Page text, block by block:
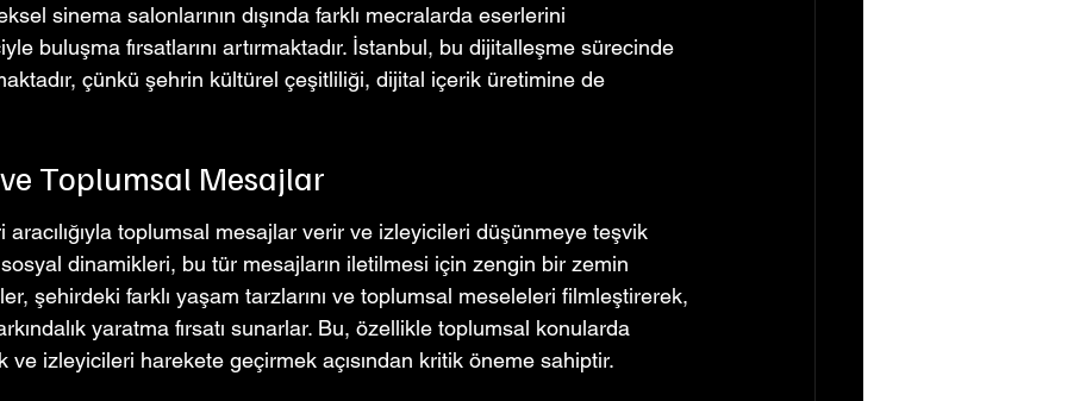
sinema salonlarının dışında farklı mecralarda eserlerini
buluşma fırsatlarını artırmaktadır. İstanbul, bu dijitalleşme sürecinde
çünkü şehrin kültürel çeşitliliği, dijital içerik üretimine de
Toplumsal Mesajlar
aracılığıyla toplumsal mesajlar verir ve izleyicileri düşünmeye teşvik
dinamikleri, bu tür mesajların iletilmesi için zengin bir zemin
şehirdeki farklı yaşam tarzlarını ve toplumsal meseleleri filmleştirerek,
yaratma fırsatı sunarlar. Bu, özellikle toplumsal konularda
ve izleyicileri harekete geçirmek açısından kritik öneme sahiptir.